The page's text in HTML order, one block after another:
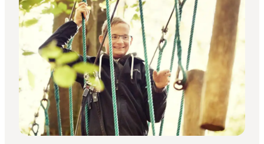
Inspiration
Vandreruter
Planlægning